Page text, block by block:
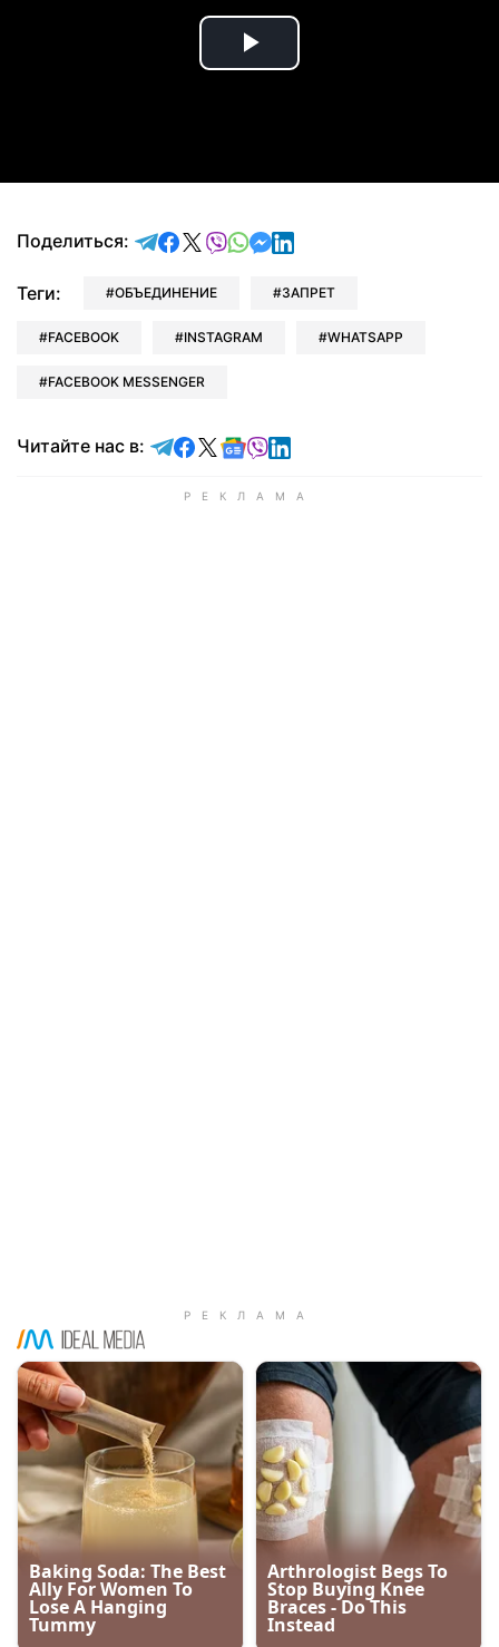
Play
Поделиться: отправить в Telegram
поделиться в Facebook
поделиться в X
отправить в Viber
отправить в Whatsapp
отправить в Messenger
отправить в LinkedIn
Теги: ОБЪЕДИНЕНИЕ ЗАПРЕТ
FACEBOOK INSTAGRAM WHATSAPP
FACEBOOK MESSENGER
Читайте нас в: Читайте в Telegram
Читайте в Facebook
Читайте в X
Читайте в Google news
Читайте в Viber
Читайте в LinkedIn